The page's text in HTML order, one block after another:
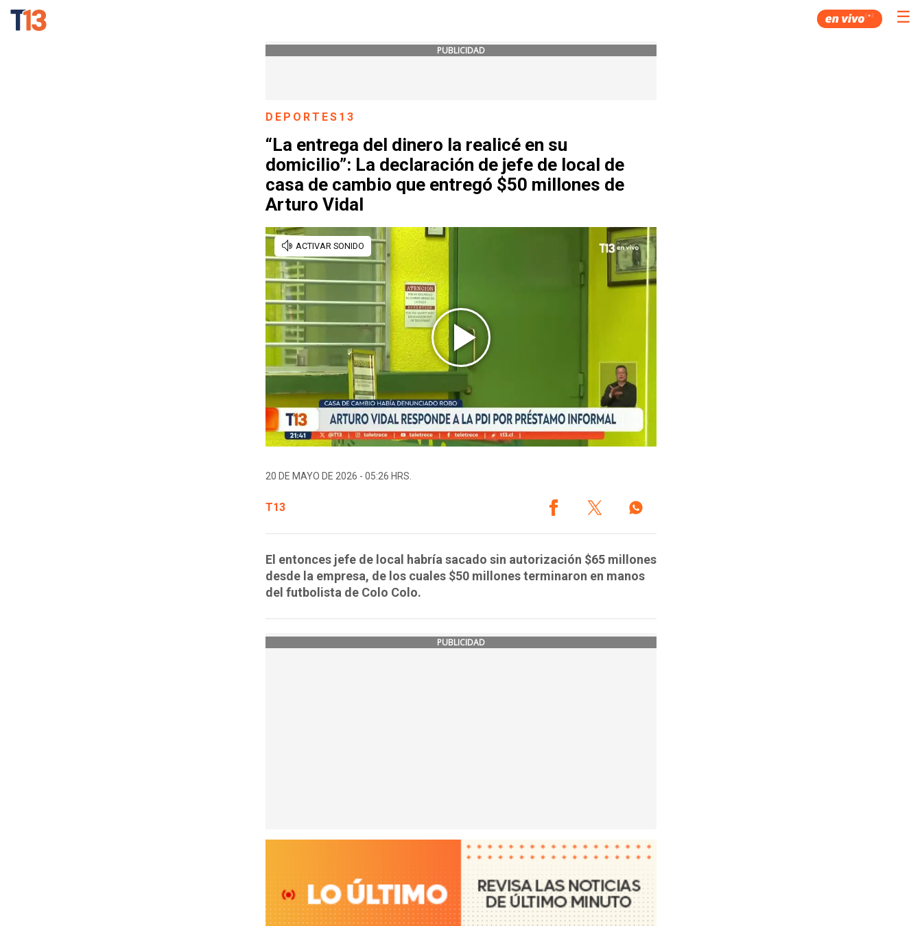
☰
PUBLICIDAD
DEPORTES13
“La entrega del dinero la realicé en su
domicilio”: La declaración de jefe de local de
casa de cambio que entregó $50 millones de
Arturo Vidal
20 DE MAYO DE 2026 - 05:26 HRS.
T13
El entonces jefe de local habría sacado sin autorización $65 millones
desde la empresa, de los cuales $50 millones terminaron en manos
del futbolista de Colo Colo.
PUBLICIDAD